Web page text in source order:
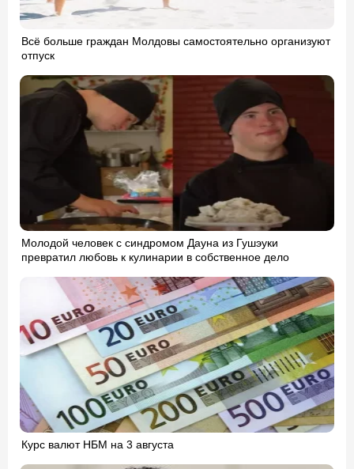
Всё больше граждан Молдовы самостоятельно организуют
отпуск
Молодой человек с синдромом Дауна из Гушэуки
превратил любовь к кулинарии в собственное дело
Курс валют НБМ на 3 августа